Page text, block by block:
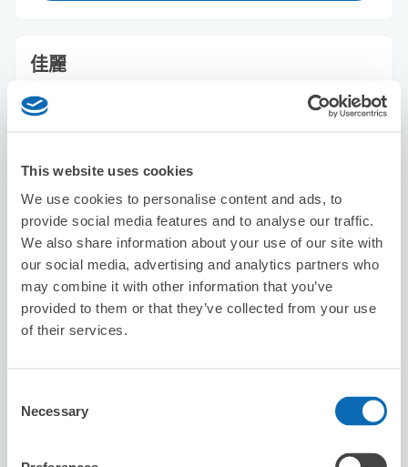
This website uses cookies
We use cookies to personalise content and ads, to
provide social media features and to analyse our traffic.
We also share information about your use of our site with
our social media, advertising and analytics partners who
may combine it with other information that you’ve
provided to them or that they’ve collected from your use
of their services.
Selection
Necessary
佳麗
本日營業時間
可保管的行李數
行李箱尺寸:28 手提包尺寸 :28
利用可能時間
8/7五 8/8六